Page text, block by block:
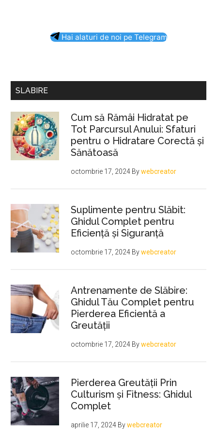
Pierderea
Îmbunătățirea
Sănătății
Hai alaturi de noi pe Telegram
SLABIRE
Cum să Rămâi Hidratat pe
Tot Parcursul Anului: Sfaturi
pentru o Hidratare Corectă și
Sănătoasă
octombrie 17, 2024 Bywebcreator
Suplimente pentru Slăbit:
Ghidul Complet pentru
Eficiență și Siguranță
octombrie 17, 2024 Bywebcreator
Antrenamente de Slăbire:
Ghidul Tău Complet pentru
Pierderea Eficientă a
Greutății
octombrie 17, 2024 Bywebcreator
Pierderea Greutății Prin
Culturism și Fitness: Ghidul
Complet
aprilie 17, 2024 Bywebcreator